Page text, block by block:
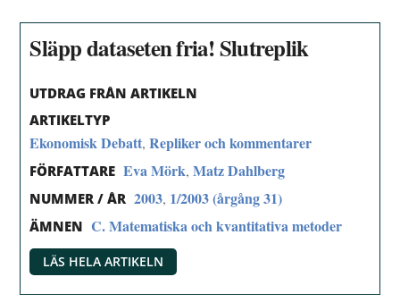
Släpp dataseten fria! Slutreplik
UTDRAG FRÅN ARTIKELN
ARTIKELTYP
Ekonomisk Debatt,Repliker och kommentarer
FÖRFATTARE Eva Mörk,Matz Dahlberg
NUMMER / ÅR 2003, 1/2003 (årgång 31)
ÄMNEN C. Matematiska och kvantitativa metoder
LÄS HELA ARTIKELN